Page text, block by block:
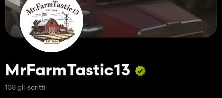
MrFarmTastic13
108 gli iscritti